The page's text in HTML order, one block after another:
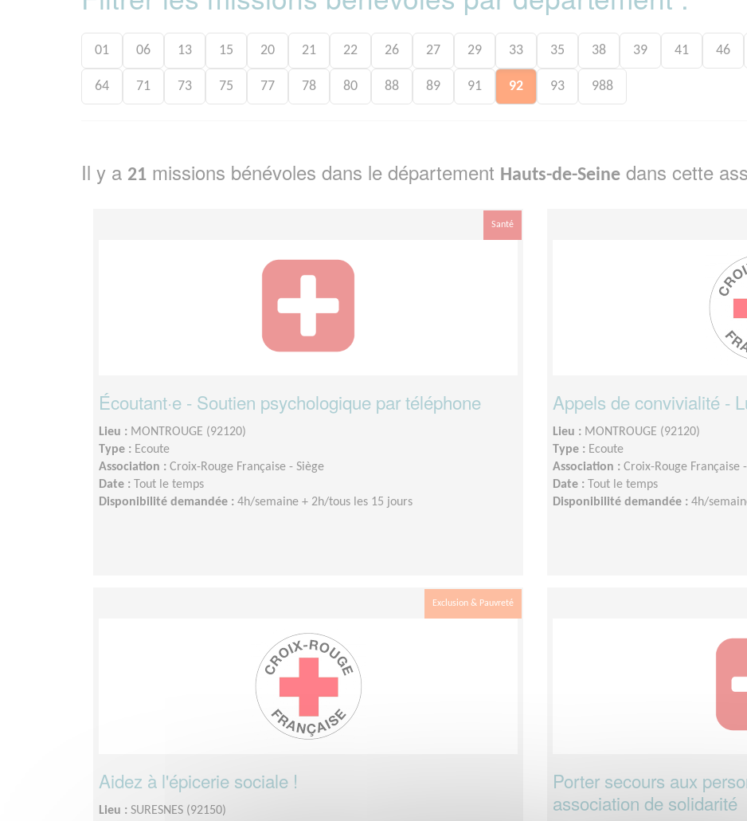
01 06 13 15 20 21 22 26 27 29 33 35 38 39 41 46
64 71 73 75 77 78 80 88 89 91 92 93 988
Il y a 21 missions bénévoles dans le département Hauts-de-Seine dans cette
Santé
Écoutant·e - Soutien psychologique par téléphone
Lieu : MONTROUGE (92120)
Type : Ecoute
Association : Croix-Rouge Française - Siège
Date :
Tout le temps
Disponibilité demandée : 4h/semaine + 2h/tous les 15 jours
Appels de convivialité -
Lieu : MONTROUGE (92120)
Type : Ecoute
Association : Croix-Rouge Française
Date :
Tout le temps
Disponibilité demandée : 4h/
Exclusion & Pauvreté
Aidez à l'épicerie sociale !
Lieu : SURESNES (92150)
Porter secours aux
association de solidarité